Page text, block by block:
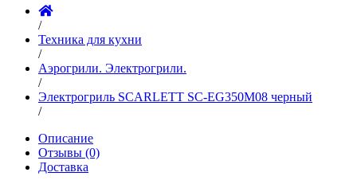
/
Техника для кухни
/
Аэрогрили. Электрогрили.
/
Электрогриль SCARLETT SC-EG350M08 черный
/
Описание
Отзывы (0)
Доставка